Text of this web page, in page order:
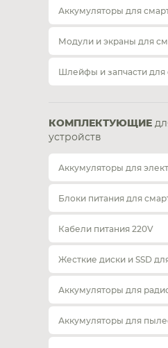
Аккумуляторы для
Модули и экраны для
Шлейфы и запчасти
КОМПЛЕКТУЮЩИЕ
устройств
Аккумуляторы для
Блоки питания для
Кабели питания 220V
Жесткие диски и SSD
Аккумуляторы для
Аккумуляторы для